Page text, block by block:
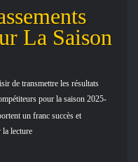
La Saison
de transmettre les résultats
pour la saison 2025-
un franc succès et
la lecture